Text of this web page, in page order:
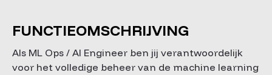
FUNCTIEOMSCHRIJVING
Als ML Ops / AI Engineer ben jij verantwoordelijk
voor het volledige beheer van de machine learning